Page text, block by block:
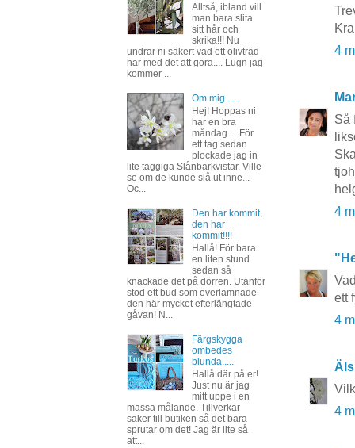
4
Så
4
ett
4
4
Alltså, ibland vill
man bara slita
sitt hår och
skrika!!! Nu
undrar ni säkert vad ett olivträd
har med det att göra.... Lugn jag
kommer ...
Om mig......
Hej! Hoppas ni
har en bra
måndag.... För
ett tag sedan
plockade jag in
lite taggiga Slånbärkvistar. Ville
se om de kunde slå ut inne...
Oc...
Den har kommit,
den har
kommit!!!!
Hallå! För bara
en liten stund
sedan så
knackade det på dörren. Utanför
stod ett bud som överlämnade
den här mycket efterlängtade
gåvan! N...
Färgskygga
ombedes
blunda.....
Hallå där på er!
Just nu är jag
mitt uppe i en
massa målande. Tillverkar
saker till butiken så det bara
sprutar om det! Jag är lite så
att...